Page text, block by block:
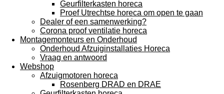
Geurfilterkasten horeca
Proef Utrechtse horeca om open te gaan
Dealer of een samenwerking?
Corona proof ventilatie horeca
Montagemonteurs en Onderhoud
Onderhoud Afzuiginstallaties Horeca
Vraag en antwoord
Webshop
Afzuigmotoren horeca
Rosenberg DRAD en DRAE